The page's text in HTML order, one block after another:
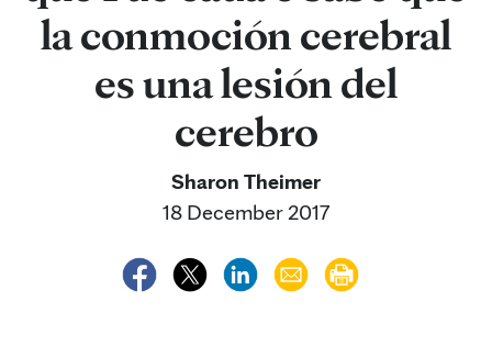
la conmoción cerebral
es una lesión del
cerebro
Sharon Theimer
18 December 2017